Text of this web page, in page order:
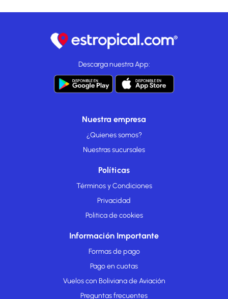
Descarga nuestra App:
Nuestra empresa
¿Quienes somos?
Nuestras sucursales
Políticas
Términos y Condiciones
Privacidad
Politica de cookies
Información Importante
Formas de pago
Pago en cuotas
Vuelos con Boliviana de Aviación
Preguntas frecuentes